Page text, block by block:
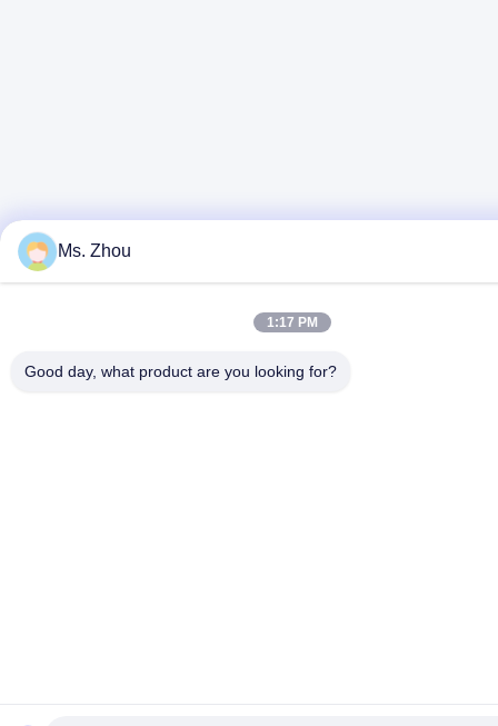
Ms. Zhou
1:17 PM
Good day, what product are you looking for?